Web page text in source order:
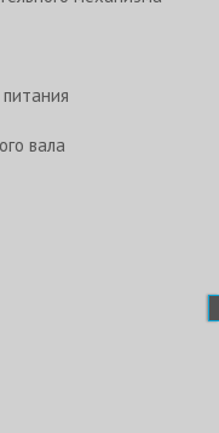
вала